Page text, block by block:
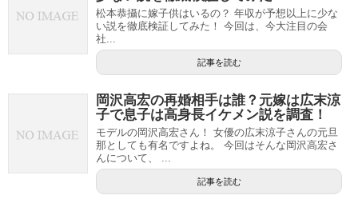
松本恭攝に嫁子供はいるの？ 年収が予想以上に少な
い説を徹底検証してみた！ 今回は、今大注目の会
社...
記事を読む
岡沢高宏の再婚相手は誰？元嫁は広末涼
子で息子は高身長イケメン説を調査！
モデルの岡沢高宏さん！ 女優の広末涼子さんの元旦
那としても有名ですよね。 今回はそんな岡沢高宏さ
んについて、 ...
記事を読む